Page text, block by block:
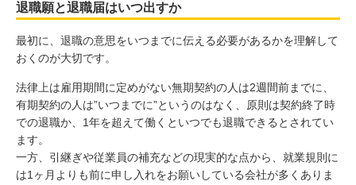
退職願と退職届はいつ出すか
最初に、退職の意思をいつまでに伝える必要があるかを理解して
おくのが大切です。
法律上は雇用期間に定めがない無期契約の人は2週間前までに、
有期契約の人は”いつまでに”というのはなく、原則は契約終了時
での退職か、1年を超えて働くといつでも退職できるとされてい
ます。
一方、引継ぎや従業員の補充などの現実的な点から、就業規則に
は1ヶ月よりも前に申し入れをお願いしている会社が多くありま